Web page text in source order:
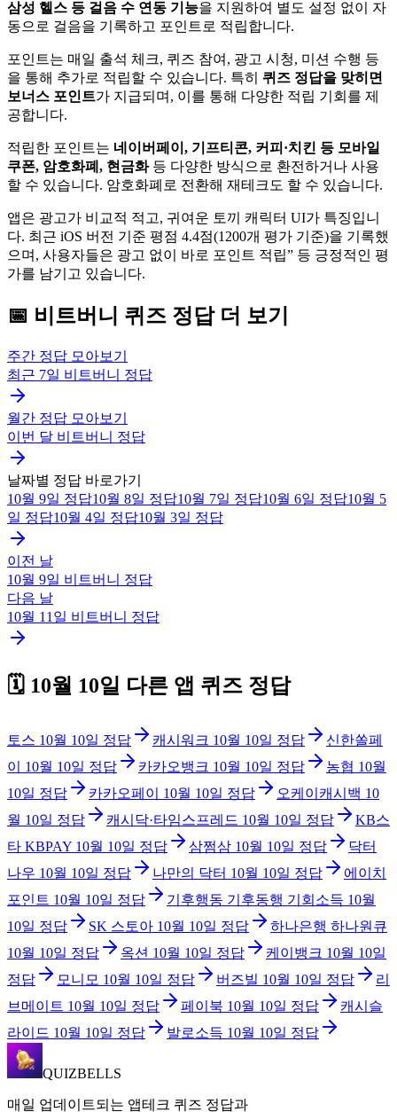
삼성 헬스 등 걸음 수 연동 기능을 지원하여 별도 설정 없이 자
동으로 걸음을 기록하고 포인트로 적립합니다.
포인트는 매일 출석 체크, 퀴즈 참여, 광고 시청, 미션 수행 등
을 통해 추가로 적립할 수 있습니다. 특히 퀴즈 정답을 맞히면
보너스 포인트가 지급되며, 이를 통해 다양한 적립 기회를 제
공합니다.
적립한 포인트는 네이버페이, 기프티콘, 커피·치킨 등 모바일
쿠폰, 암호화폐, 현금화 등 다양한 방식으로 환전하거나 사용
할 수 있습니다. 암호화폐로 전환해 재테크도 할 수 있습니다.
앱은 광고가 비교적 적고, 귀여운 토끼 캐릭터 UI가 특징입니
다. 최근 iOS 버전 기준 평점 4.4점(1200개 평가 기준)을 기록했
으며, 사용자들은 광고 없이 바로 포인트 적립” 등 긍정적인 평
가를 남기고 있습니다.
📅 비트버니 퀴즈 정답 더 보기
주간 정답 모아보기
최근 7일 비트버니 정답
월간 정답 모아보기
이번 달 비트버니 정답
날짜별 정답 바로가기
10월 9일 정답10월 8일 정답10월 7일 정답10월 6일 정답10월 5
일 정답10월 4일 정답10월 3일 정답
이전 날
10월 9일 비트버니 정답
다음 날
10월 11일 비트버니 정답
🗓️ 10월 10일 다른 앱 퀴즈 정답
토스 10월 10일 정답 캐시워크 10월 10일 정답
신한쏠페
이
10월 10일 정답 카카오뱅크 10월 10일 정답 농협 10월
10일 정답 카카오페이 10월 10일 정답 오케이캐시백 10
월 10일 정답 캐시닥·타임스프레드 10월 10일 정답
KB스
타 KBPAY 10월 10일 정답 삼쩜삼 10월 10일 정답
닥터
나우 10월 10일 정답 나만의 닥터 10월 10일 정답
에이치
포인트 10월 10일 정답 기후행동 기후동행 기회소득 10월
10일 정답 SK 스토아 10월 10일 정답
하나은행 하나원큐
10월 10일 정답 옥션 10월 10일 정답 케이뱅크 10월 10일
정답
모니모 10월 10일 정답 버즈빌 10월 10일 정답
리
브메이트 10월 10일 정답 페이북 10월 10일 정답
캐시슬
라이드 10월 10일 정답 발로소득 10월 10일 정답
QUIZBELLS
매일 업데이트되는 앱테크 퀴즈 정답과